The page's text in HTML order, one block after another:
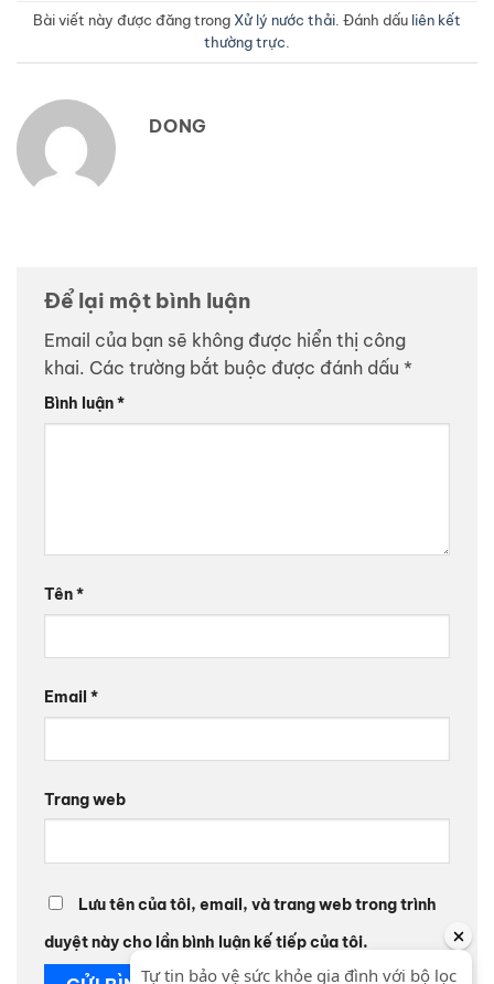
Bài viết này được đăng trong Xử lý nước thải . Đánh dấu liên kết
thường trực
DONG
Để lại một bình luận
Email của bạn sẽ không được hiển thị công
khai. Các trường bắt buộc được đánh dấu *
Bình luận*
Tên*
Email *
Trang web
Lưu tên của tôi, email, và trang web trong trình
duyệt này cho lần bình luận kế tiếp của tôi.